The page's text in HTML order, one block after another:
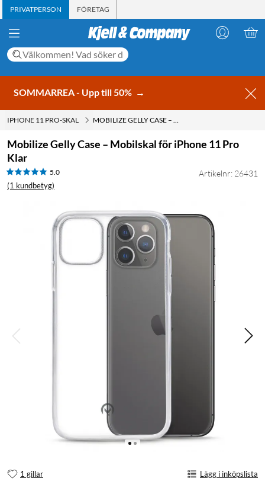
PRIVATPERSON FÖRETAG
SOMMARREA - Upp till 50% →
IPHONE 11 PRO-SKAL MOBILIZE GELLY CASE – MOBILSKAL FÖR IPHONE 11 PRO KLAR
Mobilize Gelly Case – Mobilskal för iPhone 11 Pro
Klar
5.0
(1 kundbetyg)
Artikelnr: 26431
1 gillar Lägg i inköpslista